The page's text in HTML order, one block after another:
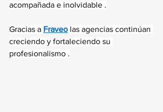
acompañada e inolvidable .
Gracias a Fraveo las agencias continúan
creciendo y fortaleciendo su
profesionalismo .